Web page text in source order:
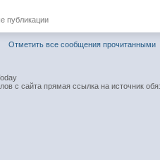
публикации
Отметить все сообщения прочитанными
с сайта прямая ссылка на источник